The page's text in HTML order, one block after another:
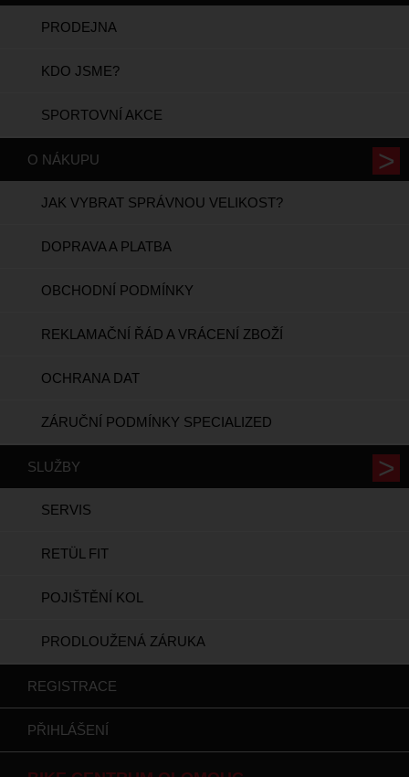
PRODEJNA
KDO JSME?
SPORTOVNÍ AKCE
O NÁKUPU
JAK VYBRAT SPRÁVNOU VELIKOST?
DOPRAVA A PLATBA
OBCHODNÍ PODMÍNKY
REKLAMAČNÍ ŘÁD A VRÁCENÍ ZBOŽÍ
OCHRANA DAT
ZÁRUČNÍ PODMÍNKY SPECIALIZED
SLUŽBY
SERVIS
RETÜL FIT
POJIŠTĚNÍ KOL
PRODLOUŽENÁ ZÁRUKA
REGISTRACE
PŘIHLÁŠENÍ